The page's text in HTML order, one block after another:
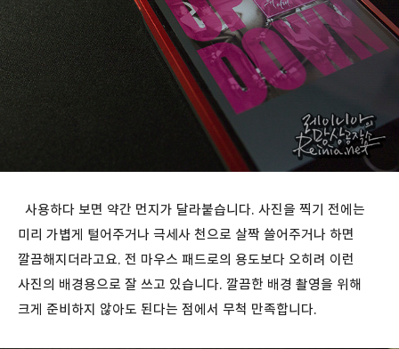
사용하다 보면 약간 먼지가 달라붙습니다. 사진을 찍기 전에는
미리 가볍게 털어주거나 극세사 천으로 살짝 쓸어주거나 하면
깔끔해지더라고요. 전 마우스 패드로의 용도보다 오히려 이런
사진의 배경용으로 잘 쓰고 있습니다. 깔끔한 배경 촬영을 위해
크게 준비하지 않아도 된다는 점에서 무척 만족합니다.